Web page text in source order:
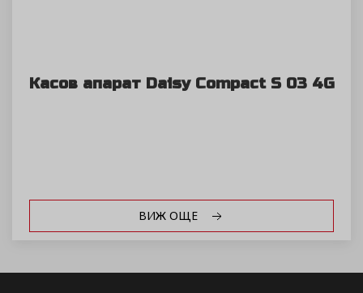
Касов апарат Daisy Compact S 03 4G
ВИЖ ОЩЕ